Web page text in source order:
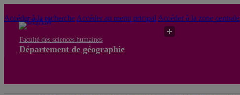
Accéder à la recherche Accéder au menu pricipal Accéder à la zone centrale
Faculté des sciences humaines
Département de géographie